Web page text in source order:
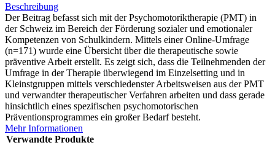
Beschreibung
Der Beitrag befasst sich mit der Psychomotoriktherapie (PMT) in
der Schweiz im Bereich der Förderung sozialer und emotionaler
Kompetenzen von Schulkindern. Mittels einer Online-Umfrage
(n=171) wurde eine Übersicht über die therapeutische sowie
präventive Arbeit erstellt. Es zeigt sich, dass die Teilnehmenden der
Umfrage in der Therapie überwiegend im Einzelsetting und in
Kleinstgruppen mittels verschiedenster Arbeitsweisen aus der PMT
und verwandter therapeutischer Verfahren arbeiten und dass gerade
hinsichtlich eines spezifischen psychomotorischen
Präventionsprogrammes ein großer Bedarf besteht.
Mehr Informationen
Verwandte Produkte